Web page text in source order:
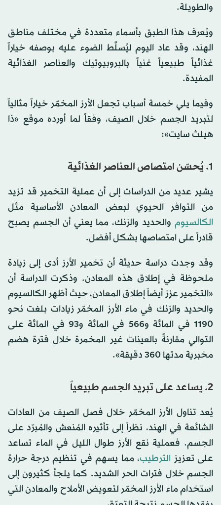
والطويلة.
ويُعرف هذا الطبق بأسماء متعددة في مختلف مناطق
الهند، وقد عاد اليوم ليُسلَّط الضوء عليه بوصفه خياراً
غذائياً طبيعياً غنياً بالبروبيوتيك والعناصر الغذائية
المفيدة.
وفيما يلي خمسة أسباب تجعل الأرز المخمّر خياراً مثالياً
لتبريد الجسم خلال الصيف، وفقاً لما أورده موقع «ذا
هيلث سايت»:
1. يُحسّن امتصاص العناصر الغذائية
يشير عديد من الدراسات إلى أن عملية التخمير قد تزيد
من التوافر الحيوي لبعض المعادن الأساسية مثل
الكالسيوم والحديد والزنك، مما يعني أن الجسم يصبح
قادراً على امتصاصها بشكل أفضل.
وقد وجدت دراسة حديثة أن تخمير الأرز أدى إلى زيادة
ملحوظة في إطلاق هذه المعادن. وذكرت الدراسة أن
«التخمير عزز أيضاً إطلاق المعادن، حيث أظهر الكالسيوم
والحديد والزنك في ماء الأرز المخمّر زيادات بلغت نحو
1190 في المائة و566 في المائة و93 في المائة على
التوالي مقارنةً بالعينات غير المخمرة خلال فترة هضم
مخبرية مدتها 360 دقيقة».
2. يساعد على تبريد الجسم طبيعياً
يُعد تناول الأرز المخمّر خلال فصل الصيف من العادات
الشائعة في الهند، نظراً إلى تأثيره المُنعش والمُبرّد على
الجسم. فعملية نقع الأرز طوال الليل في الماء تساعد
على تعزيز الترطيب، مما يسهم في تنظيم درجة حرارة
الجسم خلال فترات الحر الشديد. كما يلجأ كثيرون إلى
استخدام ماء الأرز المخمّر لتعويض الأملاح والمعادن التي